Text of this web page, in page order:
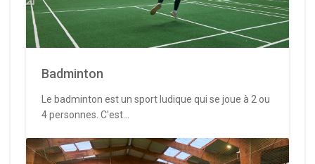
Badminton
Le badminton est un sport ludique qui se joue à 2 ou
4 personnes. C'est...